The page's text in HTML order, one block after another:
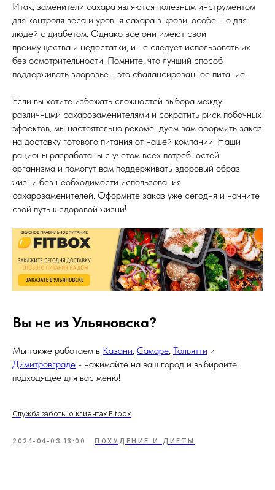
Итак, заменители сахара являются полезным инструментом
для контроля веса и уровня сахара в крови, особенно для
людей с диабетом. Однако все они имеют свои
преимущества и недостатки, и не следует использовать их
без осмотрительности. Помните, что лучший способ
поддерживать здоровье - это сбалансированное питание.
Если вы хотите избежать сложностей выбора между
различными сахарозаменителями и сократить риск побочных
эффектов, мы настоятельно рекомендуем вам оформить заказ
на доставку готового питания от нашей компании. Наши
рационы разработаны с учетом всех потребностей
организма и помогут вам поддерживать здоровый образ
жизни без необходимости использования
сахарозаменителей. Оформите заказ уже сегодня и начните
свой путь к здоровой жизни!
Вы не из Ульяновска?
Мы также работаем в Казани, Самаре, Тольятти и
Димитровграде - нажимайте на ваш город и выбирайте
подходящее для вас меню!
Служба заботы о клиентах Fitbox
2024-04-03 13:00 ПОХУДЕНИЕ И ДИЕТЫ